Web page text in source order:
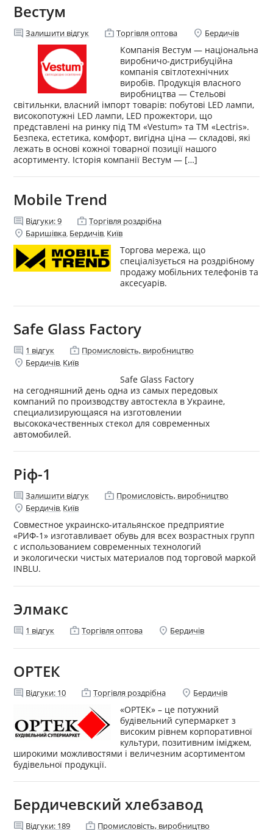
Вестум
comment Залишити відгук enterprise Торгівля оптова location_on Бердичів
Компанія Вестум — національна
виробничо-дистрибуційна
компанія світлотехнічних
виробів. Продукція власного
виробництва — Стельові
світильнки, власний імпорт товарів: побутові LED лампи,
високопотужні LED лампи, LED прожектори, що
представлені на ринку під ТМ «Vestum» та ТМ «Lectris».
Безпека, естетика, комфорт, вигідна ціна — складові, які
лежать в основі кожної товарної позиції нашого
асортименту. Історія компанії Вестум — […]
Mobile Trend
comment Відгуки:9 enterprise Торгівля роздрібна
location_on Баришівка, Бердичів, Київ
Торгова мережа, що
спеціалізується на роздрібному
продажу мобільних телефонів та
аксесуарів.
Safe Glass Factory
comment 1 відгук enterprise Промисловість, виробництво
location_on Бердичів, Київ
Safe Glass Factory
на сегодняшний день одна из самых передовых
компаний по производству автостекла в Украине,
специализирующаяся на изготовлении
высококачественных стекол для современных
автомобилей.
Ріф-1
comment Залишити відгук enterprise Промисловість, виробництво
location_on Бердичів, Київ
Совместное украинско-итальянское предприятие
«РИФ-1» изготавливает обувь для всех возрастных групп
с использованием современных технологий
и экологически чистых материалов под торговой маркой
INBLU.
Элмакс
comment 1 відгук enterprise Торгівля оптова location_on Бердичів
ОРТЕК
comment Відгуки: 10 enterprise Торгівля роздрібна location_on Бердичів
«ОРТЕК» – це потужний
будівельний супермаркет з
високим рівнем корпоративної
культури, позитивним іміджем,
широкими можливостями і величезним асортиментом
будівельної продукції.
Бердичевский хлебзавод
comment Відгуки: 189 enterprise Промисловість, виробництво